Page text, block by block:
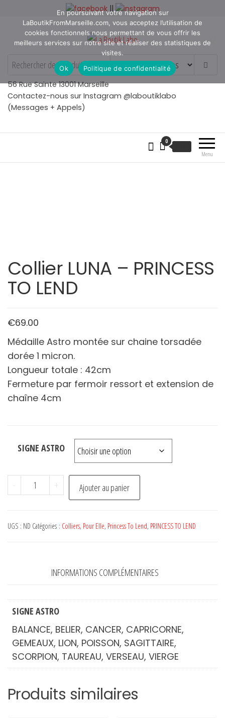
||
La Boutik Labo
La boutique de denicheur
de talents à Marseille en
Provence
56 Rue Sainte 13001 Marseille
Contactez-nous sur Instagram @laboutiklabo
(Messages + Appels)
Menu
0
Collier LUNA – PRINCESS
TO LEND
€69.00
Médaille Astro montée sur chaine torsadée
dorée 1 micron.
Longueur totale : 42cm
Fermeture par fermoir ressort et extension de
chaîne 4cm
SIGNE ASTRO
-
quantité
de
LUNA
+ Ajouter au panier
UGS : ND Catégories : Colliers, Pour Elle, Princess To Lend, PRINCESS TO LEND
INFORMATIONS COMPLÉMENTAIRES
SIGNE ASTRO
BALANCE, BELIER, CANCER, CAPRICORNE,
GEMEAUX, LION, POISSON, SAGITTAIRE,
SCORPION, TAUREAU, VERSEAU, VIERGE
Produits similaires
En poursuivant votre navigation sur
LaBoutikFromMarseille.com, vous acceptez l’utilisation de
cookies fonctionnels nous permettant de vous offrir les
meilleurs services sur notre site et réaliser des statistiques de
visites.
Ok
Politique de confidentialité